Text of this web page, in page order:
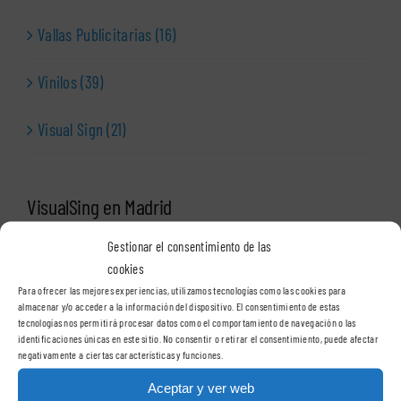
Gestionar el consentimiento de las
cookies
Para ofrecer las mejores experiencias, utilizamos tecnologías como las cookies para
almacenar y/o acceder a la información del dispositivo. El consentimiento de estas
tecnologías nos permitirá procesar datos como el comportamiento de navegación o las
identificaciones únicas en este sitio. No consentir o retirar el consentimiento, puede afectar
negativamente a ciertas características y funciones.
Aceptar y ver web
Vallas Publicitarias (16)
Vinilos (39)
Visual Sign (21)
VisualSing en Madrid
Delegación Madrid
VisualSign – Madrid
C/ Casas de Miravete, 24A, 2º oficina 2